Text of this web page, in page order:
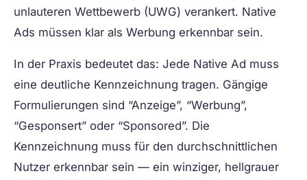
unlauteren Wettbewerb (UWG) verankert. Native
Ads müssen klar als Werbung erkennbar sein.
In der Praxis bedeutet das: Jede Native Ad muss
eine deutliche Kennzeichnung tragen. Gängige
Formulierungen sind “Anzeige”, “Werbung”,
“Gesponsert” oder “Sponsored”. Die
Kennzeichnung muss für den durchschnittlichen
Nutzer erkennbar sein — ein winziger, hellgrauer